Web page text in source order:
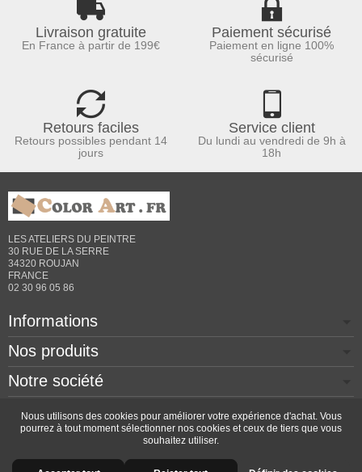
Livraison gratuite
En France à partir de 199€
Paiement sécurisé
Paiement en ligne 100%
sécurisé
Retours faciles
Retours possibles pendant 14
jours
Service client
Du lundi au vendredi de 9h à
18h
LES ATELIERS DU PEINTRE
30 RUE DE LA SERRE
34320 ROUJAN
FRANCE
02 30 96 05 86
Informations
Nos produits
Notre société
Contactez-nous
Copyright © 2026 - Design by Prestacrea - Ecommerce
Nous utilisons des cookies pour améliorer votre expérience d'achat. Vous
pourrez à tout moment sélectionner nos cookies et ceux de tiers que vous
souhaitez utiliser.